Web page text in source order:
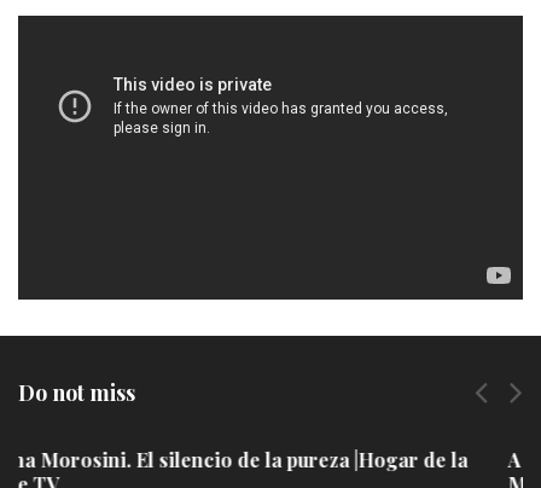
vídeo
Do not miss
A Él la gloria: Elena Calero Baamonde | Hogar de la